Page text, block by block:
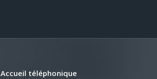
Accueil téléphonique